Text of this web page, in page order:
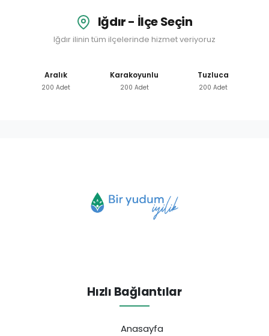
Iğdır - İlçe Seçin
Iğdır ilinin tüm ilçelerinde hizmet veriyoruz
Aralık
200 Adet
Karakoyunlu
200 Adet
Tuzluca
200 Adet
Hızlı Bağlantılar
Anasayfa